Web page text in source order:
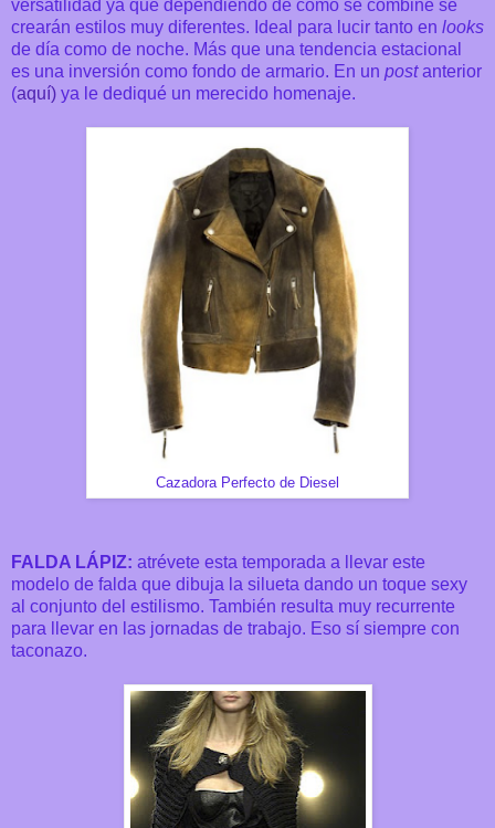
versatilidad ya que dependiendo de como se combine se
crearán estilos muy diferentes. Ideal para lucir tanto en looks
de día como de noche. Más que una tendencia estacional
es una inversión como fondo de armario. En un postanterior
(aquí) ya le dediqué un merecido homenaje.
Cazadora Perfecto de Diesel
FALDA LÁPIZ: atrévete esta temporada a llevar este
modelo de falda que dibuja la silueta dando un toque sexy
al conjunto del estilismo. También resulta muy recurrente
para llevar en las jornadas de trabajo. Eso sí siempre con
taconazo.